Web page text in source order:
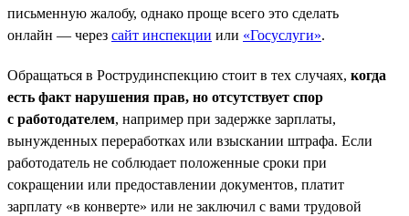
письменную жалобу, однако проще всего это сделать
онлайн — через сайт инспекции или «Госуслуги».
Обращаться в Рострудинспекцию стоит в тех случаях, когда
есть факт нарушения прав, но отсутствует спор
с работодателем, например при задержке зарплаты,
вынужденных переработках или взыскании штрафа. Если
работодатель не соблюдает положенные сроки при
сокращении или предоставлении документов, платит
зарплату «в конверте» или не заключил с вами трудовой